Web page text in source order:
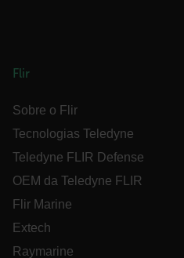
Flir
Sobre o Flir
Tecnologias Teledyne
Teledyne FLIR Defense
OEM da Teledyne FLIR
Flir Marine
Extech
Raymarine
Estritamente
Direcionamento
Os cookies estritamente